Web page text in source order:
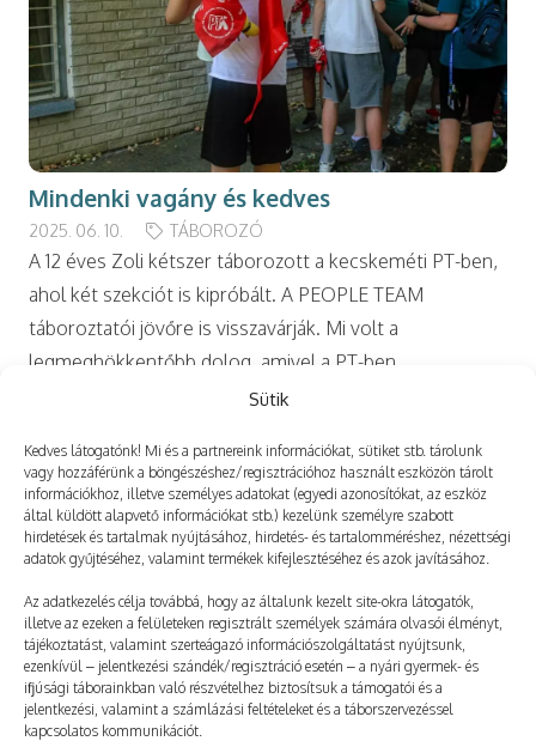
Sütik
Kedves látogatónk! Mi és a partnereink információkat, sütiket stb. tárolunk
vagy hozzáférünk a böngészéshez/regisztrációhoz használt eszközön tárolt
információkhoz, illetve személyes adatokat (egyedi azonosítókat, az eszköz
által küldött alapvető információkat stb.) kezelünk személyre szabott
hirdetések és tartalmak nyújtásához, hirdetés- és tartalomméréshez, nézettségi
adatok gyűjtéséhez, valamint termékek kifejlesztéséhez és azok javításához.
Az adatkezelés célja továbbá, hogy az általunk kezelt site-okra látogatók,
illetve az ezeken a felületeken regisztrált személyek számára olvasói élményt,
tájékoztatást, valamint szerteágazó információszolgáltatást nyújtsunk,
ezenkívül – jelentkezési szándék/regisztráció esetén – a nyári gyermek- és
ifjúsági táborainkban való részvételhez biztosítsuk a támogatói és a
jelentkezési, valamint a számlázási feltételeket és a táborszervezéssel
kapcsolatos kommunikációt.
Mindenki vagány és kedves
2025. 06. 10. TÁBOROZÓ
A 12 éves Zoli kétszer táborozott a kecskeméti PT-ben,
ahol két szekciót is kipróbált. A PEOPLE TEAM
táboroztatói jövőre is visszavárják. Mi volt a
legmeghökkentőbb dolog, amivel a PT-ben